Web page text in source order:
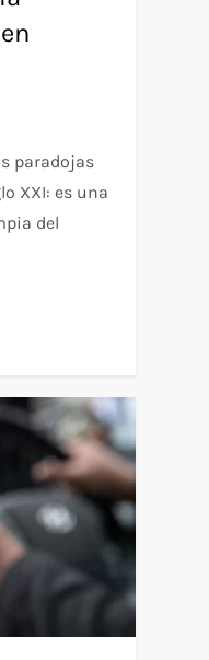
paradojas
XXI: es una
del